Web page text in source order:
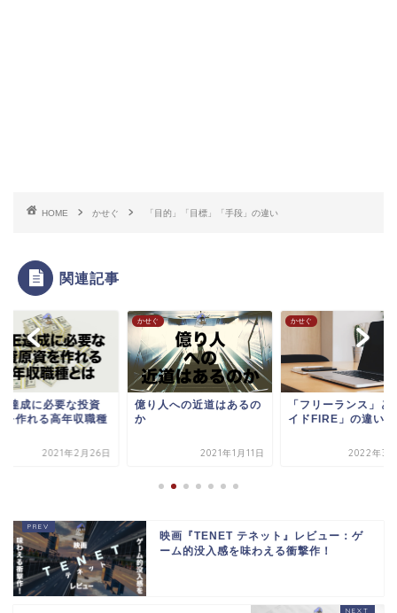
HOME かせぐ 「目的」「目標」「手段」の違い
関連記事
達成に必要な投資
を作れる高年収職種
2021年2月26日
かせぐ
億り人への近道はあるの
か
2021年1月11日
かせぐ
「フリーランス」と
イドFIRE」の違い
2022年3
映画『TENET テネット』レビュー：ゲ
ーム的没入感を味わえる衝撃作！